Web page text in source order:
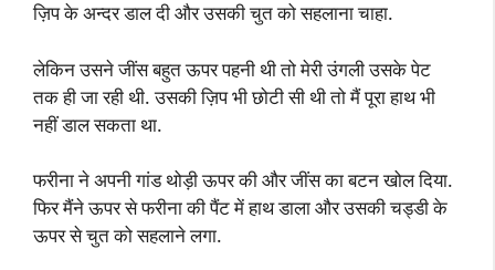
ज़िप के अन्दर डाल दी और उसकी चुत को सहलाना चाहा.
लेकिन उसने जींस बहुत ऊपर पहनी थी तो मेरी उंगली उसके पेट
तक ही जा रही थी. उसकी ज़िप भी छोटी सी थी तो मैं पूरा हाथ भी
नहीं डाल सकता था.
फरीना ने अपनी गांड थोड़ी ऊपर की और जींस का बटन खोल दिया.
फिर मैंने ऊपर से फरीना की पैंट में हाथ डाला और उसकी चड्डी के
ऊपर से चुत को सहलाने लगा.